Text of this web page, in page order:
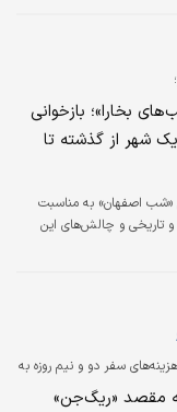
انداخته است.
بخارا»؛ بازخوانی
شهر از گذشته تا
اصفهان» به مناسبت
و تاریخی و چالش‌های این
سفر دو و نیم روزه به
می‌دهدمقصد «ریگ‌جن»